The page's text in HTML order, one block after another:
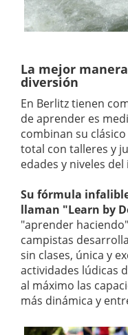
La mejor
diversión
En Berlitz tienen
de aprender es
combinan su
total con talleres y
edades y niveles del
Su fórmula
llaman "Learn by
"aprender
campistas
sin clases, única y
actividades lúdicas
al máximo las
más dinámica y